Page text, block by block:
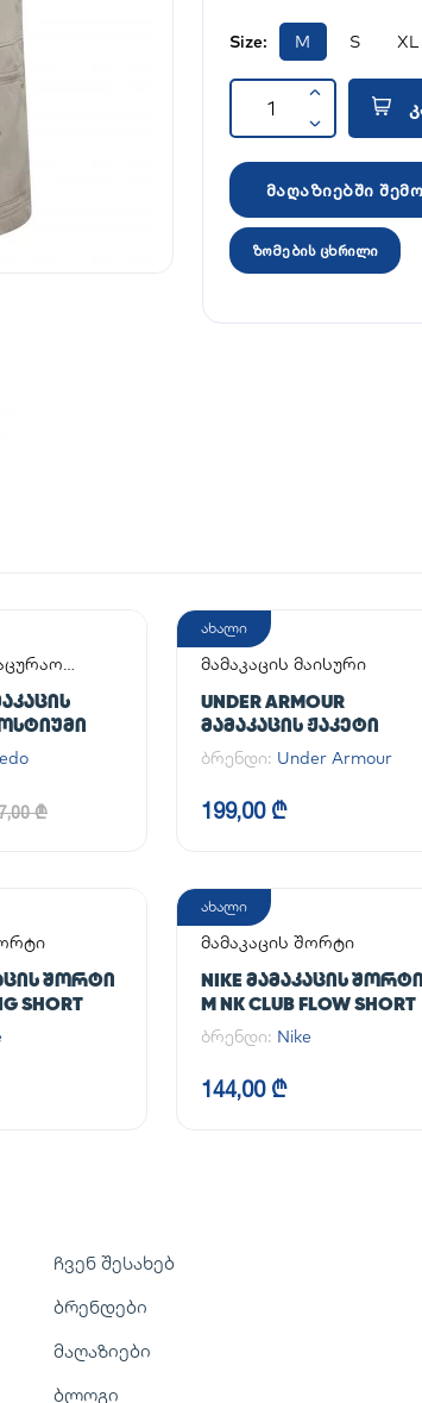
Size: M S XL
მაღაზიებში
ზომების ცხრილი
₾
ახალი
მამაკაცის მაისური
UNDER ARMOUR
ᲛᲐᲛᲐᲙᲐᲪᲘᲡ ᲟᲐᲙᲔᲢᲘ
ბრენდი: Under Armour
199,00 ₾
ᲨᲝᲠᲢᲘ
SHORT
ახალი
მამაკაცის შორტი
NIKE ᲛᲐᲛᲐᲙᲐᲪᲘᲡ ᲨᲝᲠᲢᲘ
M NK CLUB FLOW SHORT
ბრენდი: Nike
144,00 ₾
ჩვენ შესახებ
ბრენდები
მაღაზიები
ბლოგი